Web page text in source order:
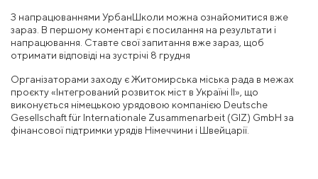
З напрацюваннями УрбанШколи можна ознайомитися вже
зараз. В першому коментарі є посилання на результати і
напрацювання. Ставте свої запитання вже зараз, щоб
отримати відповіді на зустрічі 8 грудня
Організаторами заходу є Житомирська міська рада в межах
проєкту «Інтегрований розвиток міст в Україні ІІ», що
виконується німецькою урядовою компанією Deutsche
Gesellschaft für Internationale Zusammenarbeit (GIZ) GmbH за
фінансової підтримки урядів Німеччини і Швейцарії.